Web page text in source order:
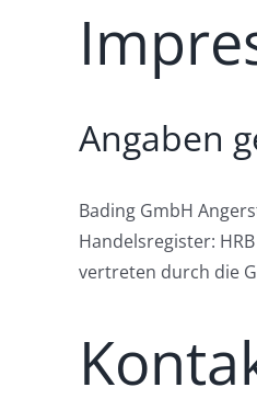
Angaben
Bading GmbH
Handelsregister:
vertreten durch die